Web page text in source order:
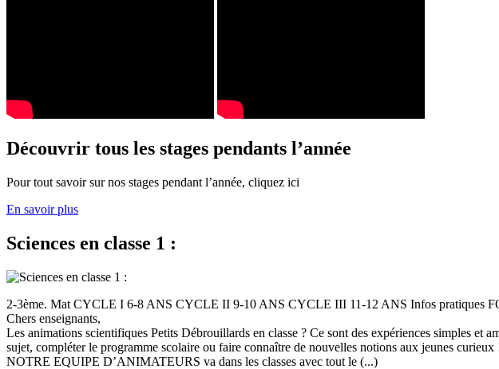
Découvrir tous les stages pendants l’année
Pour tout savoir sur nos stages pendant l’année, cliquez ici
En savoir plus
Sciences en classe 1 :
2-3ème. Mat CYCLE I 6-8 ANS CYCLE II 9-10 ANS CYCLE III 11-12 ANS Infos pratiques
Chers enseignants,
Les animations scientifiques Petits Débrouillards en classe ? Ce sont des expériences simples
sujet, compléter le programme scolaire ou faire connaître de nouvelles notions aux jeunes curieux
NOTRE EQUIPE D’ANIMATEURS va dans les classes avec tout le (...)